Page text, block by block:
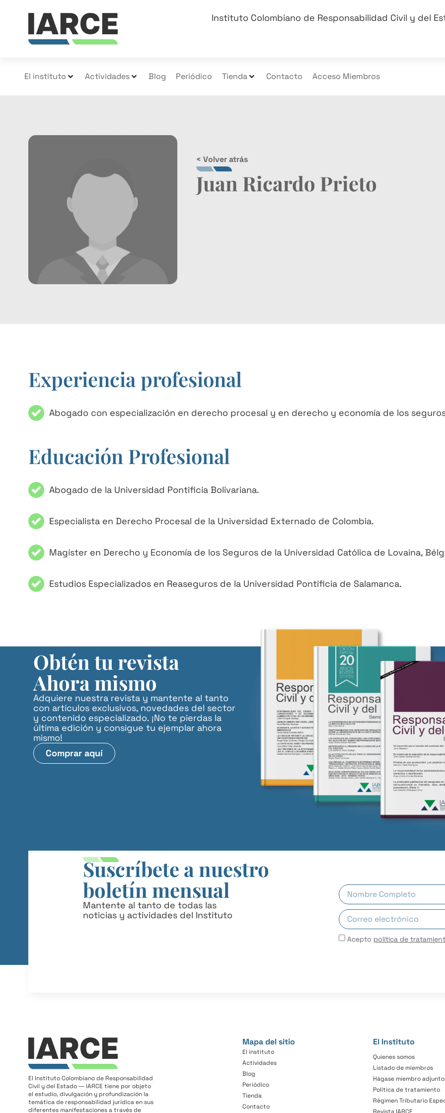
Instituto Colombiano de Responsabilidad Civil y del
El instituto Actividades Blog Periódico Tienda Contacto Acceso Miembros
< Volver atrás
Juan Ricardo Prieto
Experiencia profesional
Abogado con especialización en derecho procesal y en derecho y economía de los
Educación Profesional
Abogado de la Universidad Pontificia Bolivariana.
Especialista en Derecho Procesal de la Universidad Externado de Colombia.
Magíster en Derecho y Economía de los Seguros de la Universidad Católica de Lovaina,
Estudios Especializados en Reaseguros de la Universidad Pontificia de Salamanca.
Obtén tu revista
Ahora mismo
Adquiere nuestra revista y mantente al tanto
con artículos exclusivos, novedades del sector
y contenido especializado. ¡No te pierdas la
última edición y consigue tu ejemplar ahora
mismo!
Comprar aquí
Suscríbete a nuestro
boletín mensual
Mantente al tanto de todas las
noticias y actividades del Instituto
Acepto política de
El Instituto Colombiano de Responsabilidad
Civil y del Estado ― IARCE tiene por objeto
el estudio, divulgación y profundización la
temática de responsabilidad jurídica en sus
diferentes manifestaciones a través de
Mapa del sitio
El instituto
Actividades
Blog
Periódico
Tienda
Contacto
El Instituto
Quienes somos
Listado de miembros
Hágase miembro adjunto
Política de tratamiento
Régimen Tributario